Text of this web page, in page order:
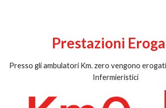
Prestazioni
Presso gli ambulatori Km. zero vengono
Infermieristici